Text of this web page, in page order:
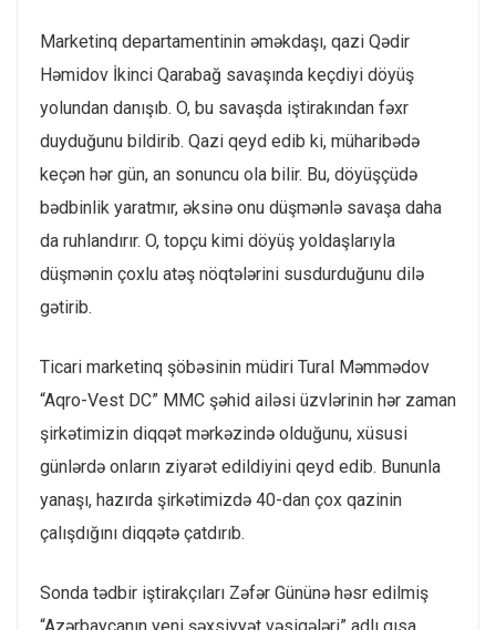
Marketinq departamentinin əməkdaşı, qazi Qədir
Həmidov İkinci Qarabağ savaşında keçdiyi döyüş
yolundan danışıb. O, bu savaşda iştirakından fəxr
duyduğunu bildirib. Qazi qeyd edib ki, müharibədə
keçən hər gün, an sonuncu ola bilir. Bu, döyüşçüdə
bədbinlik yaratmır, əksinə onu düşmənlə savaşa daha
da ruhlandırır. O, topçu kimi döyüş yoldaşlarıyla
düşmənin çoxlu atəş nöqtələrini susdurduğunu dilə
gətirib.
Ticari marketinq şöbəsinin müdiri Tural Məmmədov
“Aqro-Vest DC” MMC şəhid ailəsi üzvlərinin hər zaman
şirkətimizin diqqət mərkəzində olduğunu, xüsusi
günlərdə onların ziyarət edildiyini qeyd edib. Bununla
yanaşı, hazırda şirkətimizdə 40-dan çox qazinin
çalışdığını diqqətə çatdırıb.
Sonda tədbir iştirakçıları Zəfər Gününə həsr edilmiş